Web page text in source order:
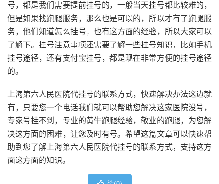
号，都是我们需要提前挂号的，一般当天挂号都比较难的，
但是如果找跑腿服务，那么也是可以的，所以才有了跑腿服
务，他们知道怎么挂号，也有这方面的经验，所以大家可以
了解下。挂号注意事项还需要了解一些挂号知识，比如手机
挂号途径，还有支付宝挂号，都是现在非常方便的挂号途径
的。
上海第六人民医院代挂号的联系方式，快速解决办法这边就
有，只要您一个电话我们就可以帮助您解决这家医院没号，
专家号挂不到，专业的黄牛跑腿经验，敬业的跑腿，为您解
决这方面的困难，让您及时有号。希望这篇文章可以快速帮
助到您了解上海第六人民医院代挂号的联系方式，支持这方
面这方面的知识。